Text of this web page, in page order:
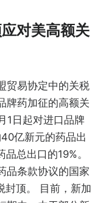
对美高额关
贸易协定中的关税
牌药加征的高额关
1日起对进口品牌
亿新元的药品出
总出口的19%。
品条款协议的国家
封顶。 目前，新加